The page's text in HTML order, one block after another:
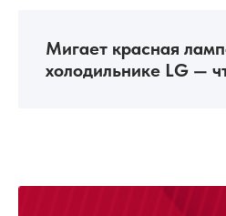
Мигает красная
холодильнике LG —